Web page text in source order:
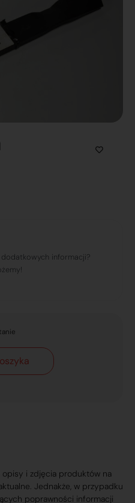
informacji?
opisy i zdjęcia produktów na
Jednakże, w przypadku
poprawności informacji